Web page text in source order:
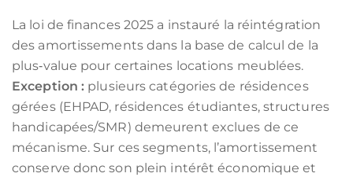
La loi de finances 2025 a instauré la réintégration
des amortissements dans la base de calcul de la
plus‑value pour certaines locations meublées.
Exception : plusieurs catégories de résidences
gérées (EHPAD, résidences étudiantes, structures
handicapées/SMR) demeurent exclues de ce
mécanisme. Sur ces segments, l’amortissement
conserve donc son plein intérêt économique et